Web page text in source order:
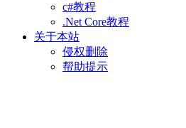
c#教程
.Net Core教程
关于本站
侵权删除
帮助提示